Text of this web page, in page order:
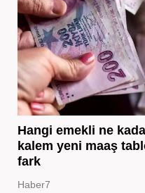
Hangi emekli ne
kalem yeni maaş
fark
Haber7